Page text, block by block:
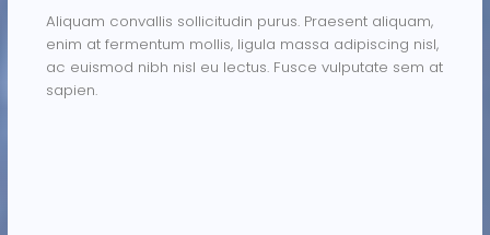
Aliquam convallis sollicitudin purus. Praesent aliquam,
enim at fermentum mollis, ligula massa adipiscing nisl,
ac euismod nibh nisl eu lectus. Fusce vulputate sem at
sapien.